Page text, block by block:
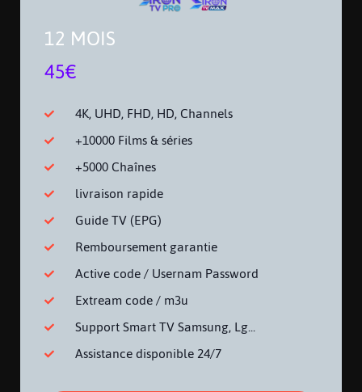
12 MOIS
45€
4K, UHD, FHD, HD, Channels
+10000 Films & séries
+5000 Chaînes
livraison rapide
Guide TV (EPG)
Remboursement garantie
Active code / Usernam Password
Extream code / m3u
Support Smart TV Samsung, Lg...
Assistance disponible 24/7